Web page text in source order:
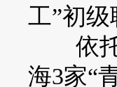
工”初
依托
海3家“